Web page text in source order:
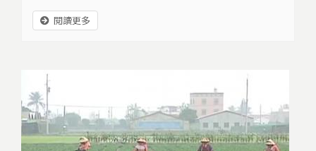
爬、會游泳，外表看似脆弱，但是有許多昆蟲，卻
被人們當成世紀強敵，為了搶地盤，人與蟲展開一
閱讀更多